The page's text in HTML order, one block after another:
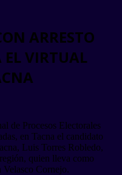
ARRESTO
EL VIRTUAL
de Procesos Electorales
en Tacna el candidato
Luis Torres Robledo,
quien lleva como
Cornejo.